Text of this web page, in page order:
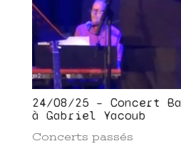
24/08/25 – Concert
à Gabriel Yacoub
Concerts passés